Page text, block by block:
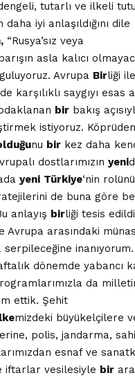
tutarlı ve ilkeli
daha iyi anlaşıldığını dile
“Rusya’sız veya
barışın asla kalıcı
Avrupa Birliği
karşılıklı saygıyı esas
bir bakış
istiyoruz.
nu bir kez daha
dostlarımızın yeni
yeni Türkiye‘nin rolünü
de buna göre
anlayış birliği tesis
Avrupa arasındaki
serpileceğine
dönemde yabancı
da
ettik. Şehit
mizdeki büyükelçilere
polis, jandarma,
esnaf ve
iftarlar vesilesiyle bir